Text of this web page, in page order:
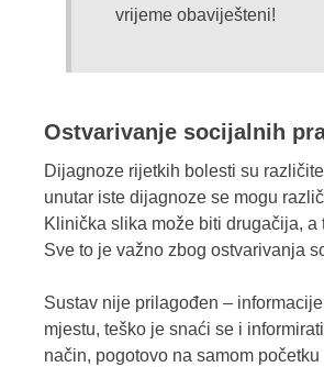
vrijeme obaviješteni!
Ostvarivanje socijalnih
Dijagnoze rijetkih bolesti su
unutar iste dijagnoze se mogu
Klinička slika može biti drugačija, a
Sve to je važno zbog ostvarivanja
Sustav nije prilagođen –
mjestu, teško je snaći se i
način, pogotovo na samom